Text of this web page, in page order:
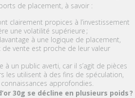
de placement, à savoir :
clairement propices à l’investissement
une volatilité supérieure ;
à une logique de placement,
de vente est proche de leur valeur
à un public averti, car il s’agit de pièces
les utilisent à des fins de spéculation,
approfondies.
30g se décline en plusieurs poids?